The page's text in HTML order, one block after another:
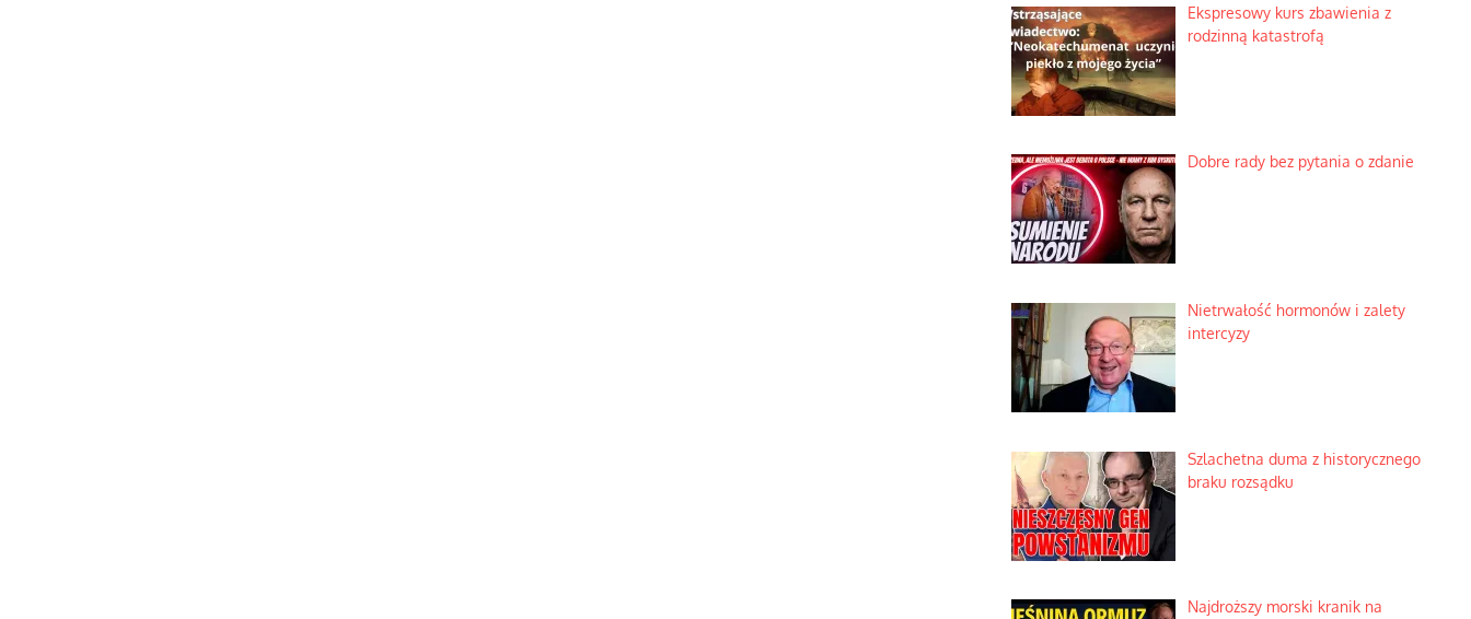
Ekspresowy kurs zbawienia z
rodzinną katastrofą
Dobre rady bez pytania o zdanie
Nietrwałość hormonów i zalety
intercyzy
Szlachetna duma z historycznego
braku rozsądku
Najdroższy morski kranik na